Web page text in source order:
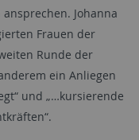
Johanna
Frauen der
Runde der
ein Anliegen
und „…kursierende